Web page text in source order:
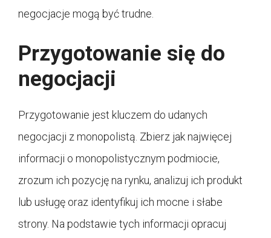
negocjacje mogą być trudne.
Przygotowanie się do
negocjacji
Przygotowanie jest kluczem do udanych
negocjacji z monopolistą. Zbierz jak najwięcej
informacji o monopolistycznym podmiocie,
zrozum ich pozycję na rynku, analizuj ich produkt
lub usługę oraz identyfikuj ich mocne i słabe
strony. Na podstawie tych informacji opracuj